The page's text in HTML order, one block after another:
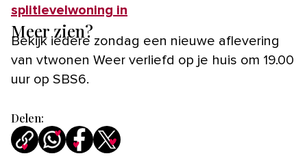
splitlevelwoning in
Meer zien?
Bekijk iedere zondag een nieuwe aflevering
van vtwonen Weer verliefd op je huis om 19.00
uur op SBS6.
Delen: